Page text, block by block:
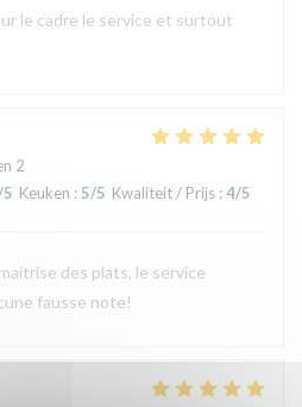
le cadre le service et surtout
2
Keuken : 5/5 Kwaliteit / Prijs : 4/5
des plats, le service
fausse note!